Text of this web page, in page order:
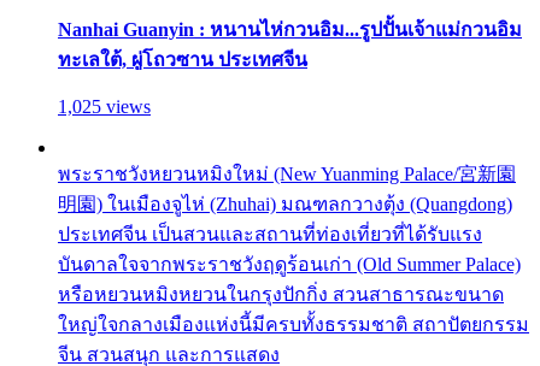
Nanhai Guanyin : หนานไห่กวนอิม...รูปปั้นเจ้าแม่กวนอิม
ทะเลใต้, ผู่โถวซาน ประเทศจีน
1,025 views
พระราชวังหยวนหมิงใหม่ (New Yuanming Palace/宮新園
明園) ในเมืองจูไห่ (Zhuhai) มณฑลกวางตุ้ง (Quangdong)
ประเทศจีน เป็นสวนและสถานที่ท่องเที่ยวที่ได้รับแรง
บันดาลใจจากพระราชวังฤดูร้อนเก่า (Old Summer Palace)
หรือหยวนหมิงหยวนในกรุงปักกิ่ง สวนสาธารณะขนาด
ใหญ่ใจกลางเมืองแห่งนี้มีครบทั้งธรรมชาติ สถาปัตยกรรม
จีน สวนสนุก และการแสดง